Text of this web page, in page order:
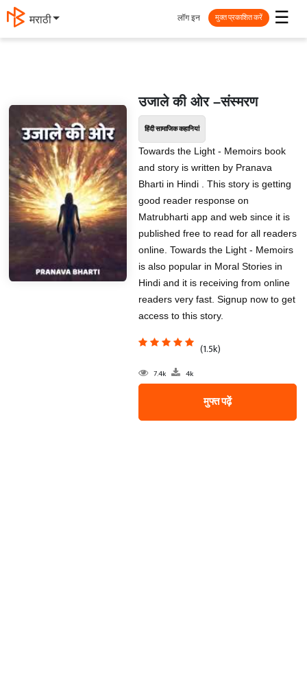
मराठी ☰
लॉग इन मुक्त प्रकाशित करें
उजाले की ओर –संस्मरण
हिंदी सामाजिक कहानियां
Towards the Light - Memoirs book
and story is written by Pranava
Bharti in Hindi . This story is getting
good reader response on
Matrubharti app and web since it is
published free to read for all readers
online. Towards the Light - Memoirs
is also popular in Moral Stories in
Hindi and it is receiving from online
readers very fast. Signup now to get
access to this story.
(1.5k)
7.4k 4k
मुफ्त पढ़ें